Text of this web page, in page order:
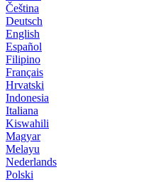
Čeština
Deutsch
English
Español
Filipino
Français
Hrvatski
Indonesia
Italiana
Kiswahili
Magyar
Melayu
Nederlands
Polski